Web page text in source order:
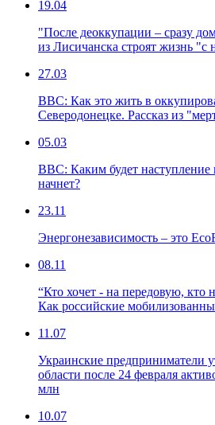
19.04
"После деоккупации – сразу
из Лисичанска строят жизнь "с
27.03
ВВС: Как это жить в
Северодонецке. Рассказ из
05.03
ВВС: Каким будет наступление
начнет?
23.11
Энергонезависимость – это
08.11
“Кто хочет - на передовую, кто
Как российские
11.07
Украинские предприниматели
области после 24 февраля
млн
10.07